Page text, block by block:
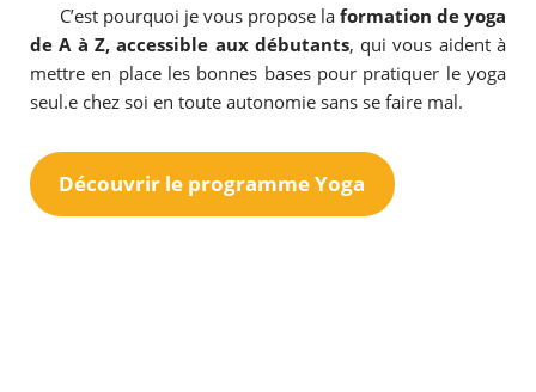
C’est pourquoi je vous propose la formation de yoga
de A à Z, accessible aux débutants, qui vous aident à
mettre en place les bonnes bases pour pratiquer le yoga
seul.e chez soi en toute autonomie sans se faire mal.
Découvrir le programme Yoga